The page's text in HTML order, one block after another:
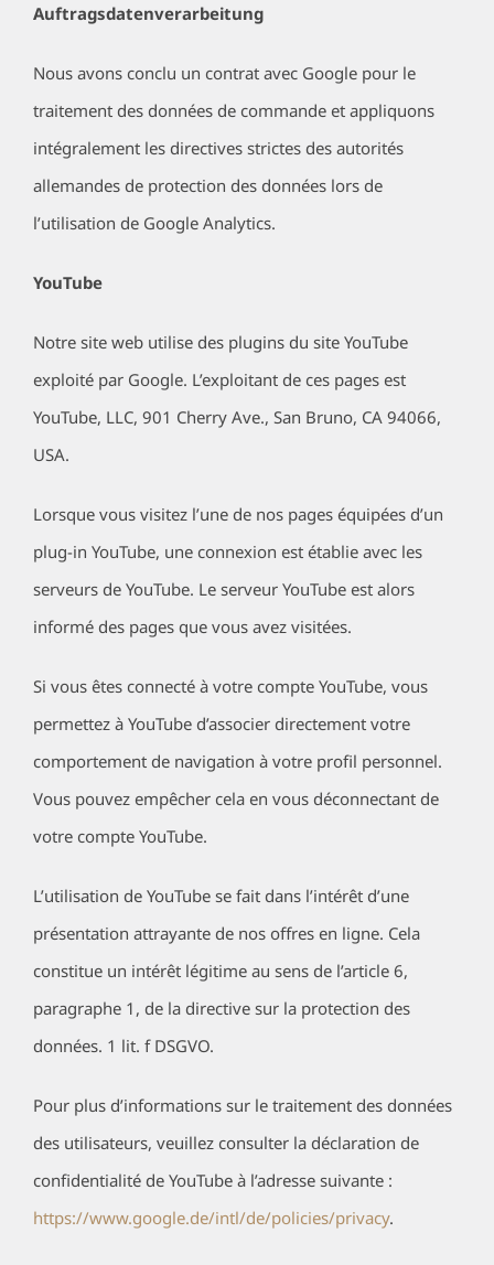
Auftragsdatenverarbeitung
Nous avons conclu un contrat avec Google pour le
traitement des données de commande et appliquons
intégralement les directives strictes des autorités
allemandes de protection des données lors de
l’utilisation de Google Analytics.
YouTube
Notre site web utilise des plugins du site YouTube
exploité par Google. L’exploitant de ces pages est
YouTube, LLC, 901 Cherry Ave., San Bruno, CA 94066,
USA.
Lorsque vous visitez l’une de nos pages équipées d’un
plug-in YouTube, une connexion est établie avec les
serveurs de YouTube. Le serveur YouTube est alors
informé des pages que vous avez visitées.
Si vous êtes connecté à votre compte YouTube, vous
permettez à YouTube d’associer directement votre
comportement de navigation à votre profil personnel.
Vous pouvez empêcher cela en vous déconnectant de
votre compte YouTube.
L’utilisation de YouTube se fait dans l’intérêt d’une
présentation attrayante de nos offres en ligne. Cela
constitue un intérêt légitime au sens de l’article 6,
paragraphe 1, de la directive sur la protection des
données. 1 lit. f DSGVO.
Pour plus d’informations sur le traitement des données
des utilisateurs, veuillez consulter la déclaration de
confidentialité de YouTube à l’adresse suivante :
https://www.google.de/intl/de/policies/privacy.